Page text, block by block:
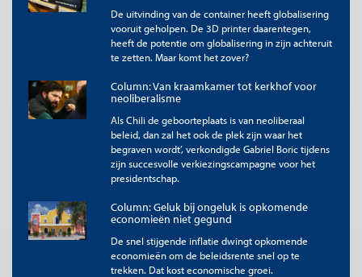
De uitvinding van de container heeft globalisering
vooruit geholpen. De 3D printer daarentegen,
heeft de potentie om globalisering in zijn achteruit
te zetten. Maar komt het zover?
Column: Van kraamkamer tot kerkhof voor
neoliberalisme
Als Chili de geboorteplaats is van neoliberaal
beleid, dan zal het ook de plek zijn waar het
begraven wordt’, verkondigde Gabriel Boric tijdens
zijn succesvolle verkiezingscampagne voor het
presidentschap.
Column: Geluk bij ongeluk is opkomende
economieën niet gegund
De snel stijgende inflatie dwingt opkomende
economieën om de beleidsrente snel op te
trekken. Dat kost economische groei.